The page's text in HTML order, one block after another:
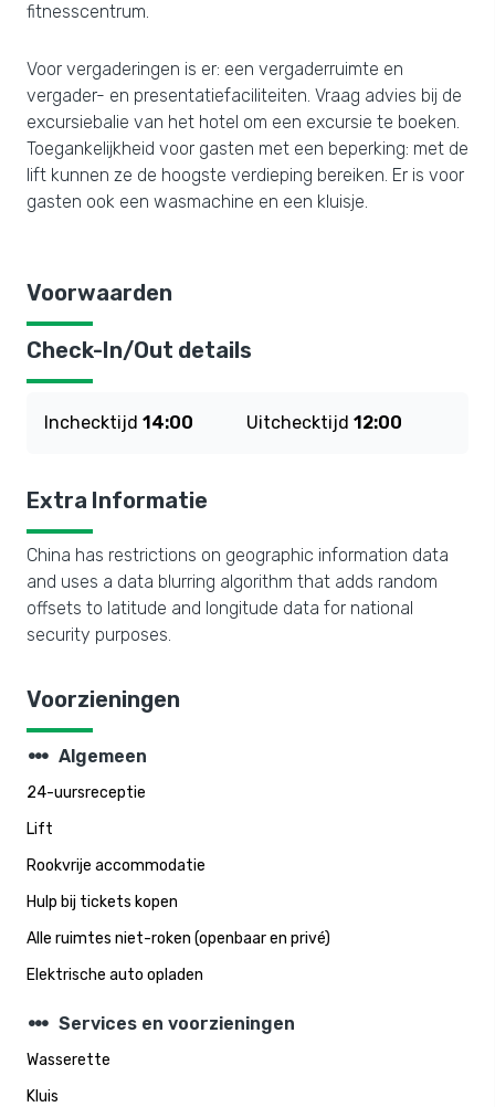
fitnesscentrum.
Voor vergaderingen is er: een vergaderruimte en
vergader- en presentatiefaciliteiten. Vraag advies bij de
excursiebalie van het hotel om een excursie te boeken.
Toegankelijkheid voor gasten met een beperking: met de
lift kunnen ze de hoogste verdieping bereiken. Er is voor
gasten ook een wasmachine en een kluisje.
Voorwaarden
Check-In/Out details
Inchecktijd 14:00 Uitchecktijd 12:00
Extra Informatie
China has restrictions on geographic information data
and uses a data blurring algorithm that adds random
offsets to latitude and longitude data for national
security purposes.
Voorzieningen
steppers Algemeen
24-uursreceptie
Lift
Rookvrije accommodatie
Hulp bij tickets kopen
Alle ruimtes niet-roken (openbaar en privé)
Elektrische auto opladen
steppers Services en voorzieningen
Wasserette
Kluis